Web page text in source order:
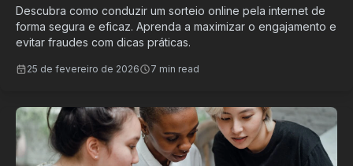
Descubra como conduzir um sorteio online pela internet de
forma segura e eficaz. Aprenda a maximizar o engajamento e
evitar fraudes com dicas práticas.
25 de fevereiro de 2026 7 min read